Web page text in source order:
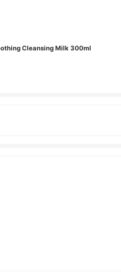
Cleansing Milk 300ml